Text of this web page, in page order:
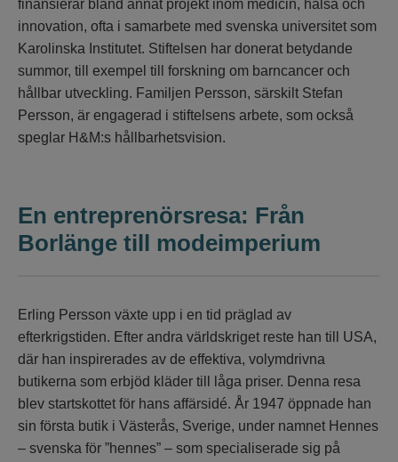
finansierar bland annat projekt inom medicin, hälsa och
innovation, ofta i samarbete med svenska universitet som
Karolinska Institutet. Stiftelsen har donerat betydande
summor, till exempel till forskning om barncancer och
hållbar utveckling. Familjen Persson, särskilt Stefan
Persson, är engagerad i stiftelsens arbete, som också
speglar H&M:s hållbarhetsvision.
En entreprenörsresa: Från
Borlänge till modeimperium
Erling Persson växte upp i en tid präglad av
efterkrigstiden. Efter andra världskriget reste han till USA,
där han inspirerades av de effektiva, volymdrivna
butikerna som erbjöd kläder till låga priser. Denna resa
blev startskottet för hans affärsidé. År 1947 öppnade han
sin första butik i Västerås, Sverige, under namnet Hennes
– svenska för ”hennes” – som specialiserade sig på